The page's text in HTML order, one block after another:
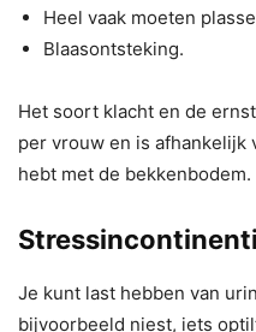
Heel vaak moeten
Blaasontsteking.
Het soort klacht en de
per vrouw en is afhankelijk
hebt met de bekkenbodem.
Je kunt last hebben van
bijvoorbeeld niest, iets